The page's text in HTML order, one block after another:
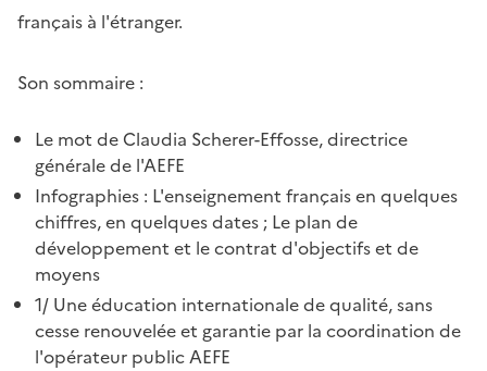
français à l'étranger.
Son sommaire :
Le mot de Claudia Scherer-Effosse, directrice
générale de l'AEFE
Infographies : L'enseignement français en quelques
chiffres, en quelques dates ; Le plan de
développement et le contrat d'objectifs et de
moyens
1/ Une éducation internationale de qualité, sans
cesse renouvelée et garantie par la coordination de
l'opérateur public AEFE